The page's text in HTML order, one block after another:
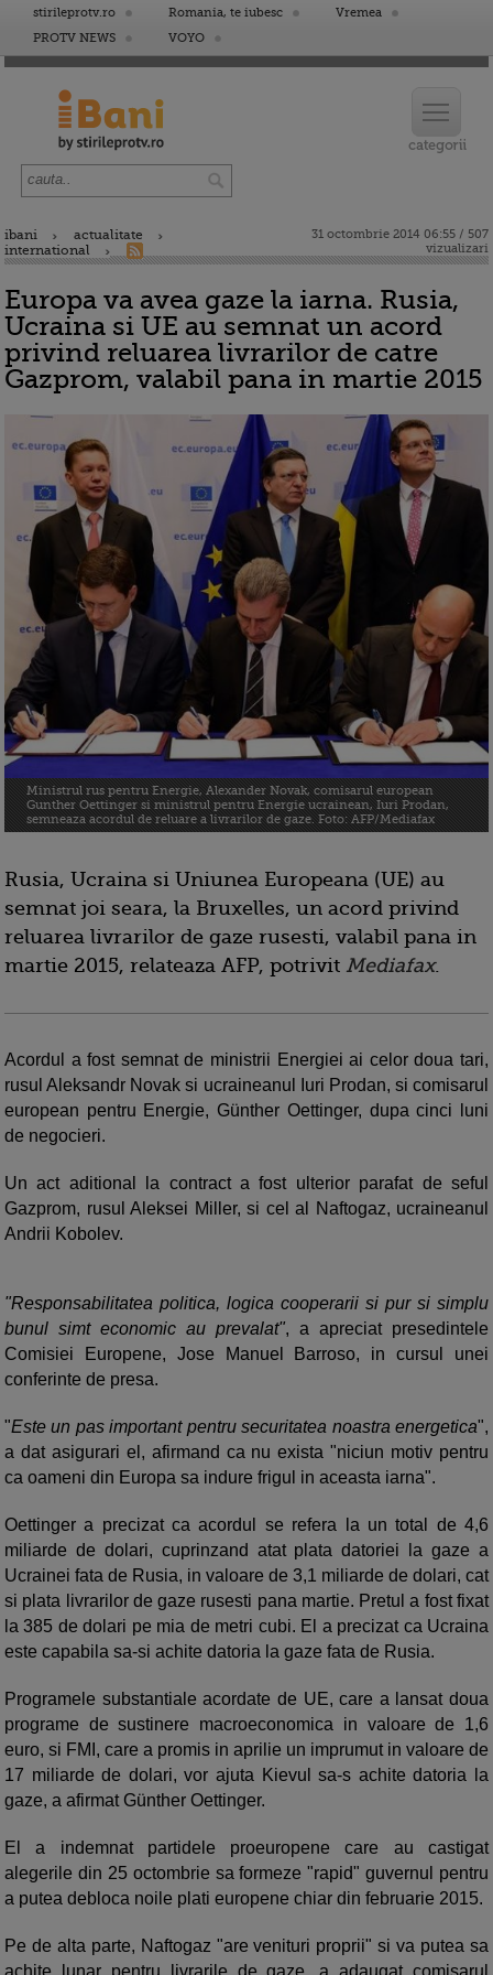
stirileprotv.ro Romania, te iubesc
Vremea
PROTV NEWS
VOYO
ibani
actualitate
international
31 octombrie 2014 06:55 / 507
vizualizari
Europa va avea gaze la iarna. Rusia,
Ucraina si UE au semnat un acord
privind reluarea livrarilor de catre
Gazprom, valabil pana in martie 2015
Ministrul rus pentru Energie, Alexander Novak, comisarul european
Gunther Oettinger si ministrul pentru Energie ucrainean, Iuri Prodan,
semneaza acordul de reluare a livrarilor de gaze. Foto: AFP/Mediafax
Rusia, Ucraina si Uniunea Europeana (UE) au
semnat joi seara, la Bruxelles, un acord privind
reluarea livrarilor de gaze rusesti, valabil pana in
martie 2015, relateaza AFP, potrivit Mediafax.
Acordul a fost semnat de ministrii Energiei ai celor doua tari,
rusul Aleksandr Novak si ucraineanul Iuri Prodan, si comisarul
european pentru Energie, Günther Oettinger, dupa cinci luni
de negocieri.
Un act aditional la contract a fost ulterior parafat de seful
Gazprom, rusul Aleksei Miller, si cel al Naftogaz, ucraineanul
Andrii Kobolev.
"Responsabilitatea politica, logica cooperarii si pur si simplu
bunul simt economic au prevalat", a apreciat presedintele
Comisiei Europene, Jose Manuel Barroso, in cursul unei
conferinte de presa.
"Este un pas important pentru securitatea noastra energetica",
a dat asigurari el, afirmand ca nu exista "niciun motiv pentru
ca oameni din Europa sa indure frigul in aceasta iarna".
Oettinger a precizat ca acordul se refera la un total de 4,6
miliarde de dolari, cuprinzand atat plata datoriei la gaze a
Ucrainei fata de Rusia, in valoare de 3,1 miliarde de dolari, cat
si plata livrarilor de gaze rusesti pana martie. Pretul a fost fixat
la 385 de dolari pe mia de metri cubi. El a precizat ca Ucraina
este capabila sa-si achite datoria la gaze fata de Rusia.
Programele substantiale acordate de UE, care a lansat doua
programe de sustinere macroeconomica in valoare de 1,6
euro, si FMI, care a promis in aprilie un imprumut in valoare de
17 miliarde de dolari, vor ajuta Kievul sa-s achite datoria la
gaze, a afirmat Günther Oettinger.
El a indemnat partidele proeuropene care au castigat
alegerile din 25 octombrie sa formeze "rapid" guvernul pentru
a putea debloca noile plati europene chiar din februarie 2015.
Pe de alta parte, Naftogaz "are venituri proprii" si va putea sa